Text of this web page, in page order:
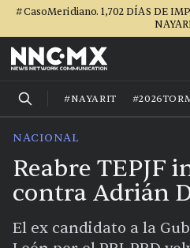
#CasoMeridiano. 1,702 DÍAS DE
#NAYARIT
NACIONAL
Reabre TEPJF
contra Adrián
El ex candidato a la